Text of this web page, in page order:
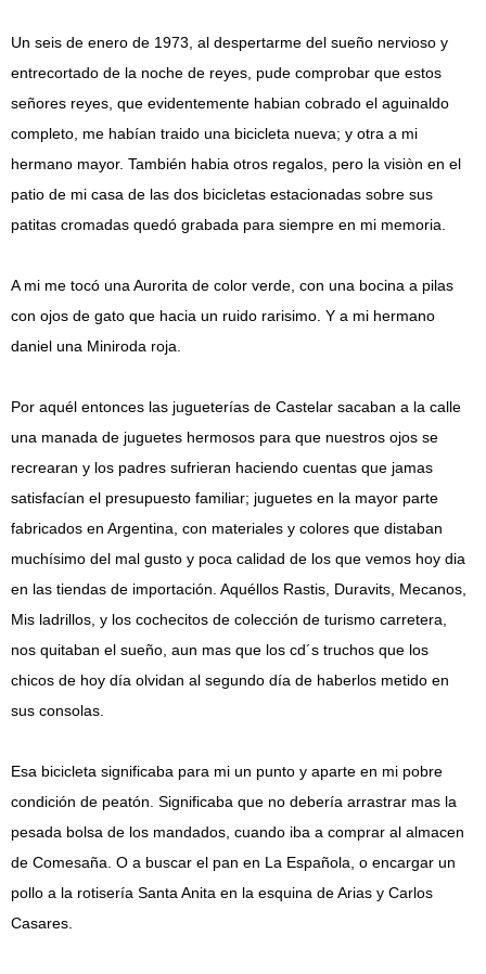
Un seis de enero de 1973, al despertarme del sueño nervioso y
entrecortado de la noche de reyes, pude comprobar que estos
señores reyes, que evidentemente habian cobrado el aguinaldo
completo, me habían traido una bicicleta nueva; y otra a mi
hermano mayor. También habia otros regalos, pero la visiòn en el
patio de mi casa de las dos bicicletas estacionadas sobre sus
patitas cromadas quedó grabada para siempre en mi memoria.
A mi me tocó una Aurorita de color verde, con una bocina a pilas
con ojos de gato que hacia un ruido rarisimo. Y a mi hermano
daniel una Miniroda roja.
Por aquél entonces las jugueterías de Castelar sacaban a la calle
una manada de juguetes hermosos para que nuestros ojos se
recrearan y los padres sufrieran haciendo cuentas que jamas
satisfacían el presupuesto familiar; juguetes en la mayor parte
fabricados en Argentina, con materiales y colores que distaban
muchísimo del mal gusto y poca calidad de los que vemos hoy dia
en las tiendas de importación. Aquéllos Rastis, Duravits, Mecanos,
Mis ladrillos, y los cochecitos de colección de turismo carretera,
nos quitaban el sueño, aun mas que los cd´s truchos que los
chicos de hoy día olvidan al segundo día de haberlos metido en
sus consolas.
Esa bicicleta significaba para mi un punto y aparte en mi pobre
condición de peatón. Significaba que no debería arrastrar mas la
pesada bolsa de los mandados, cuando iba a comprar al almacen
de Comesaña. O a buscar el pan en La Española, o encargar un
pollo a la rotisería Santa Anita en la esquina de Arias y Carlos
Casares.